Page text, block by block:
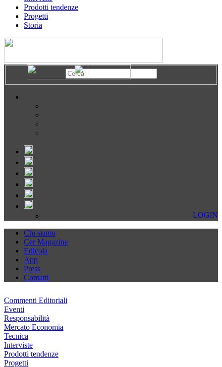
Prodotti tendenze
Progetti
Storia
LOGIN
Chi siamo
Cer Magazine
Edicola
App
Press
Contatti
Commenti Editoriali
Eventi
Responsabilità
Mercato Economia
Tecnica
Interviste
Prodotti tendenze
Progetti